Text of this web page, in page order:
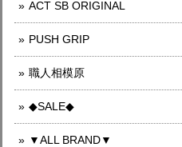
ACT SB ORIGINAL
PUSH GRIP
職人相模原
◆SALE◆
▼ALL BRAND▼